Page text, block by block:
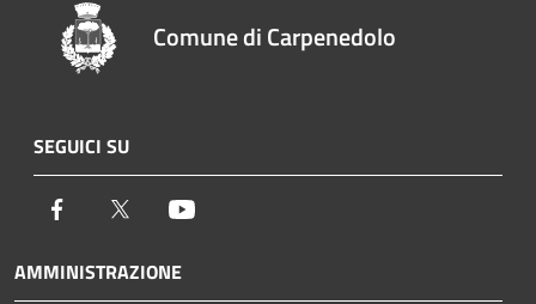
Comune di Carpenedolo
SEGUICI SU
Facebook Twitter
AMMINISTRAZIONE